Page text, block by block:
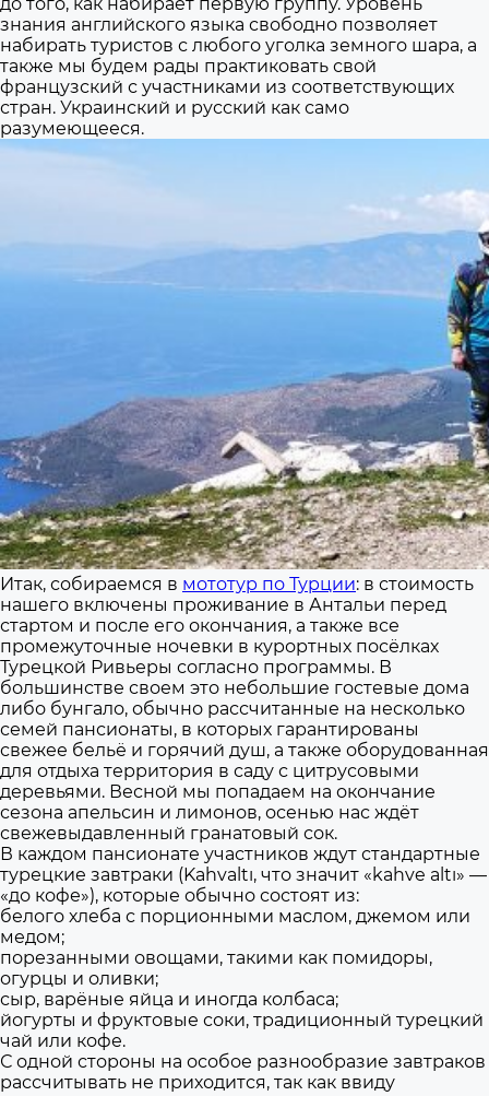
знания английского языка свободно позволяет
набирать туристов с любого уголка земного шара, а
также мы будем рады практиковать свой
французский с участниками из соответствующих
стран. Украинский и русский как само
разумеющееся.
Итак, собираемся в мототур по Турции: в стоимость
нашего включены проживание в Антальи перед
стартом и после его окончания, а также все
промежуточные ночевки в курортных посёлках
Турецкой Ривьеры согласно программы. В
большинстве своем это небольшие гостевые дома
либо бунгало, обычно рассчитанные на несколько
семей пансионаты, в которых гарантированы
свежее бельё и горячий душ, а также оборудованная
для отдыха территория в саду с цитрусовыми
деревьями. Весной мы попадаем на окончание
сезона апельсин и лимонов, осенью нас ждёт
свежевыдавленный гранатовый сок.
В каждом пансионате участников ждут стандартные
турецкие завтраки (Kahvaltı, что значит «kahve altı» —
«до кофе»), которые обычно состоят из:
белого хлеба с порционными маслом, джемом или
медом;
порезанными овощами, такими как помидоры,
огурцы и оливки;
сыр, варёные яйца и иногда колбаса;
йогурты и фруктовые соки, традиционный турецкий
чай или кофе.
С одной стороны на особое разнообразие завтраков
рассчитывать не приходится, так как ввиду